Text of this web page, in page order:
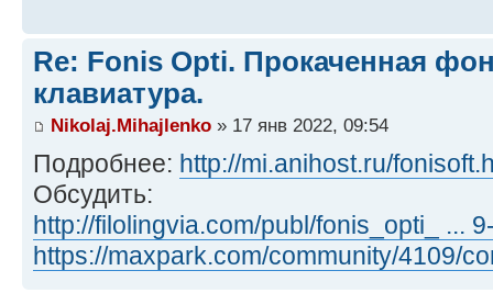
Re: Fonis Opti. Прокаченная
клавиатура.
Nikolaj.Mihajlenko » 17 янв 2022, 09:54
Подробнее: http://mi.anihost.ru/
Обсудить:
http://filolingvia.com/publ/fonis_opti_ ...
https://maxpark.com/community/4109/